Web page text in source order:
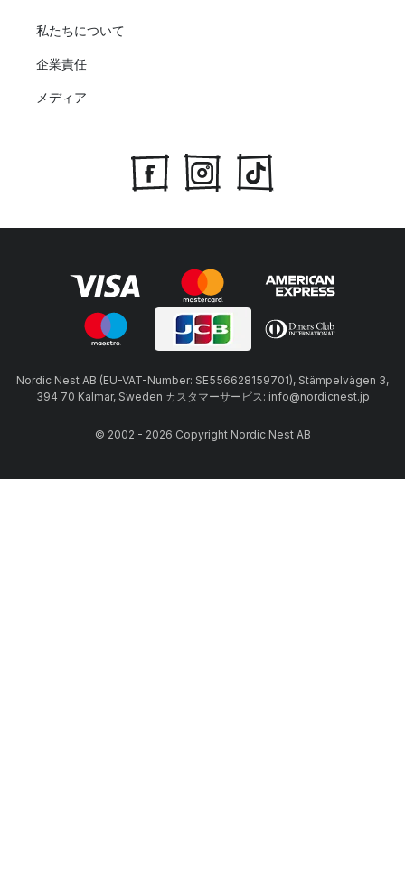
私たちについて
企業責任
メディア
Nordic Nest AB (EU-VAT-Number: SE556628159701), Stämpelvägen 3,
394 70 Kalmar, Sweden カスタマーサービス: info@nordicnest.jp
© 2002 - 2026 Copyright Nordic Nest AB